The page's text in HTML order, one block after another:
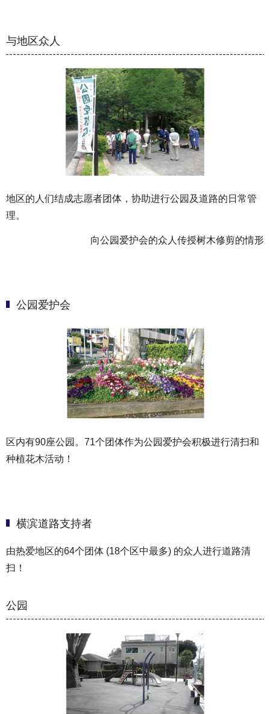
与地区众人
地区的人们结成志愿者团体，协助进行公园及道路的日常管
理。
向公园爱护会的众人传授树木修剪的情形
公园爱护会
区内有90座公园。71个团体作为公园爱护会积极进行清扫和
种植花木活动！
横滨道路支持者
由热爱地区的64个团体 (18个区中最多) 的众人进行道路清
扫！
公园